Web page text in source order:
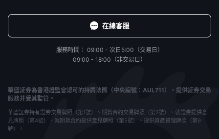
在線客服
服務時間： 09:00 - 次日5:00（交易日）
09:00 - 18:00（非交易日）
華盛証券為香港證監會認可的持牌法團（中央編號：AUL711），提供証券交易
服務并受其監管。
華盛証券持有證券交易牌照（第1號）、期貨合約交易牌照（第2號）、就證券提供意
見牌照（第4號）、就期貨合約提供意見牌照（第5號）、提供資產管理牌照（第9
號）。